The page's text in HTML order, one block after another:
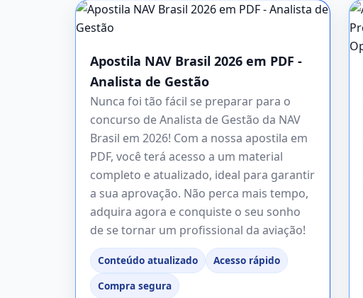
Apostila NAV Brasil 2026 em PDF -
Analista de Gestão
Nunca foi tão fácil se preparar para o
concurso de Analista de Gestão da NAV
Brasil em 2026! Com a nossa apostila em
PDF, você terá acesso a um material
completo e atualizado, ideal para garantir
a sua aprovação. Não perca mais tempo,
adquira agora e conquiste o seu sonho
de se tornar um profissional da aviação!
Conteúdo atualizado
Acesso rápido
Compra segura